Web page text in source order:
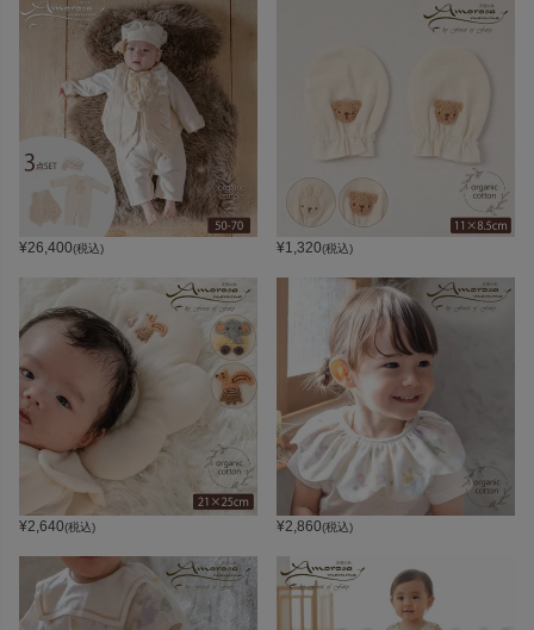
¥26,400(税込) ¥1,320(税込)
¥2,640(税込) ¥2,860(税込)